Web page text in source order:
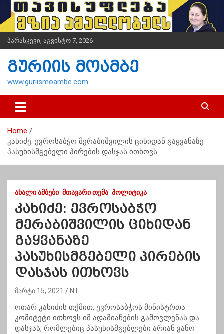
i
t
n
პარასკევი, აგვისტო 7, 2026
გურიის მოამბე
www.guriismoambe.com
Home
კახიძე: ევროსაბჭო მერაბიშვილის ციხიდან გაყვანაზე
პასუხისმგებელი პირების დასჯას ითხოვს
ᲐᲮᲐᲚᲘ ᲐᲛᲑᲔᲑᲘ ᲛᲗᲐᲕᲐᲠᲘ ᲗᲔᲛᲐ ᲞᲝᲚᲘᲢᲘᲙᲐ
კახიძე: ევროსაბჭო
მერაბიშვილის ციხიდან
გაყვანაზე
პასუხისმგებელი პირების
დასჯას ითხოვს
მარტი 15, 2021 N.I
ოთარ კახიძის თქმით, ევროსაბჭოს მინისტრთა
კომიტეტი ითხოვს იმ ადამიანების გამოვლენას და
დასჯას, რომლებიც პასუხისმგებლები არიან ვანო